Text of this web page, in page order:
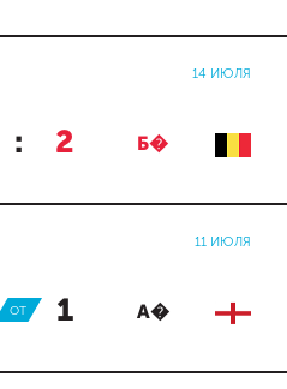
14 ИЮЛЯ
: 2 Б�
11 ИЮЛЯ
: 1 А�
ОТ